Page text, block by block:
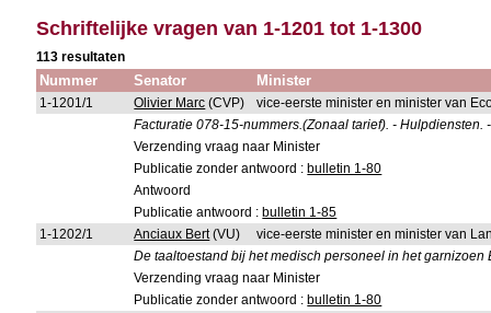
Schriftelijke vragen van 1-1201 tot 1-1300
113 resultaten
Nummer Senator Minister
1-1201/1 Olivier Marc (CVP)
vice-eerste minister en minister van
Facturatie 078-15-nummers.(Zonaal tarief). - Hulpdiensten.
Verzending vraag naar Minister
Publicatie zonder antwoord : bulletin 1-80
Antwoord
Publicatie antwoord : bulletin 1-85
1-1202/1
Anciaux Bert(VU)
vice-eerste minister en minister van
De taaltoestand bij het medisch personeel in het garnizoen
Verzending vraag naar Minister
Publicatie zonder antwoord : bulletin 1-80